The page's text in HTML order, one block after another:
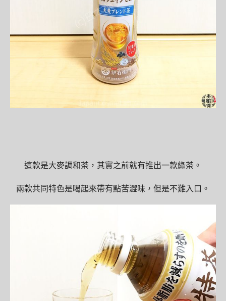
這款是大麥調和茶，其實之前就有推出一款綠茶。
兩款共同特色是喝起來帶有點苦澀味，但是不難入口。